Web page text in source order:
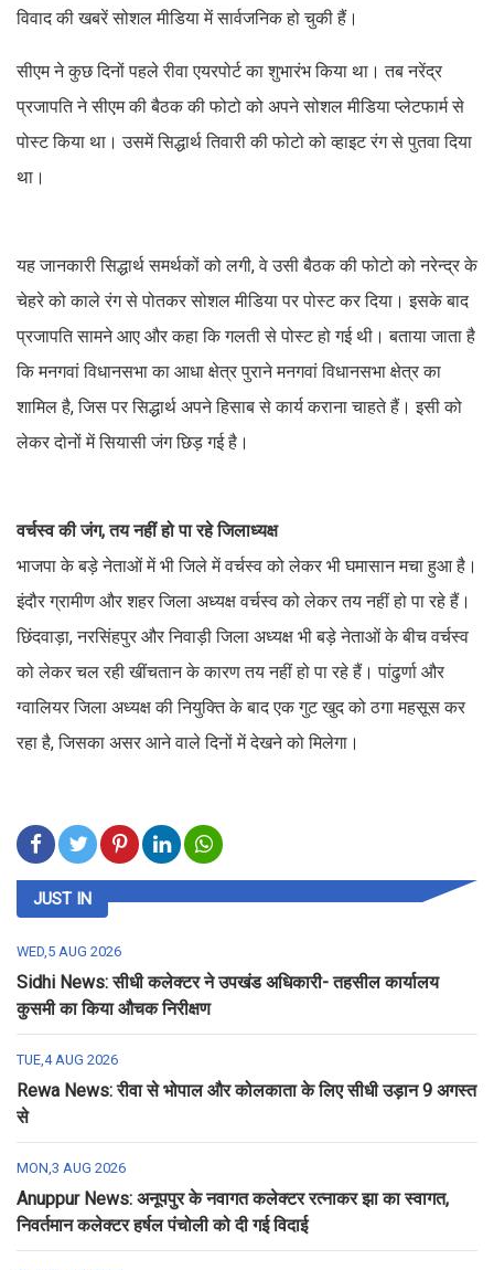
विवाद की खबरें सोशल मीडिया में सार्वजनिक हो चुकी हैं।
सीएम ने कुछ दिनों पहले रीवा एयरपोर्ट का शुभारंभ किया था। तब नरेंद्र
प्रजापति ने सीएम की बैठक की फोटो को अपने सोशल मीडिया प्लेटफार्म से
पोस्ट किया था। उसमें सिद्धार्थ तिवारी की फोटो को व्हाइट रंग से पुतवा दिया
था।
यह जानकारी सिद्धार्थ समर्थकों को लगी, वे उसी बैठक की फोटो को नरेन्द्र के
चेहरे को काले रंग से पोतकर सोशल मीडिया पर पोस्ट कर दिया। इसके बाद
प्रजापति सामने आए और कहा कि गलती से पोस्ट हो गई थी। बताया जाता है
कि मनगवां विधानसभा का आधा क्षेत्र पुराने मनगवां विधानसभा क्षेत्र का
शामिल है, जिस पर सिद्धार्थ अपने हिसाब से कार्य कराना चाहते हैं। इसी को
लेकर दोनों में सियासी जंग छिड़ गई है।
वर्चस्व की जंग, तय नहीं हो पा रहे जिलाध्यक्ष
भाजपा के बड़े नेताओं में भी जिले में वर्चस्व को लेकर भी घमासान मचा हुआ है।
इंदौर ग्रामीण और शहर जिला अध्यक्ष वर्चस्व को लेकर तय नहीं हो पा रहे हैं।
छिंदवाड़ा, नरसिंहपुर और निवाड़ी जिला अध्यक्ष भी बड़े नेताओं के बीच वर्चस्व
को लेकर चल रही खींचतान के कारण तय नहीं हो पा रहे हैं। पांढुर्णा और
ग्वालियर जिला अध्यक्ष की नियुक्ति के बाद एक गुट खुद को ठगा महसूस कर
रहा है, जिसका असर आने वाले दिनों में देखने को मिलेगा।
JUST IN
WED,5 AUG 2026
Sidhi News: सीधी कलेक्टर ने उपखंड अधिकारी- तहसील कार्यालय
कुसमी का किया औचक निरीक्षण
TUE,4 AUG 2026
Rewa News: रीवा से भोपाल और कोलकाता के लिए सीधी उड़ान 9 अगस्त
से
MON,3 AUG 2026
Anuppur News: अनूपपुर के नवागत कलेक्टर रत्नाकर झा का स्वागत,
निवर्तमान कलेक्टर हर्षल पंचोली को दी गई विदाई